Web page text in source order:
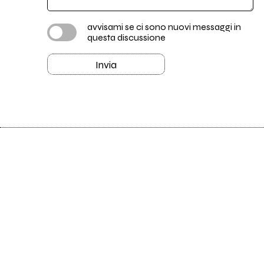
avvisami se ci sono nuovi messaggi in
questa discussione
Invia